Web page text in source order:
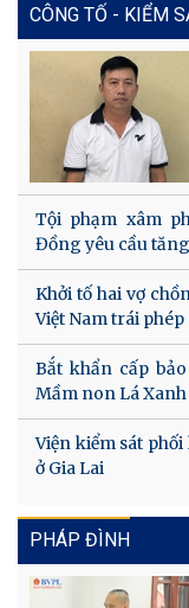
CÔNG TỐ - KIỂM
Tội phạm xâm
Đồng yêu cầu
Khởi tố hai vợ
Việt Nam trái phép
Bắt khẩn cấp
Mầm non Lá Xanh
Viện kiểm sát
ở Gia Lai
PHÁP ĐÌNH